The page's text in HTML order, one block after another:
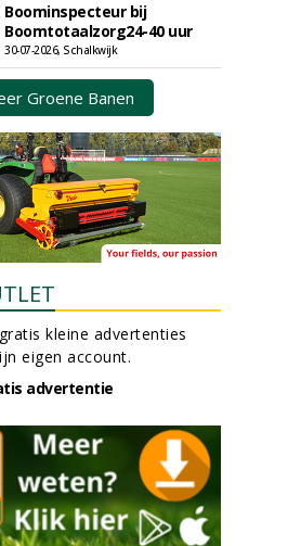
Boominspecteur bij
Boomtotaalzorg24-40 uur
30-07-2026, Schalkwijk
Groene Banen
kleine advertenties
eigen account.
advertentie